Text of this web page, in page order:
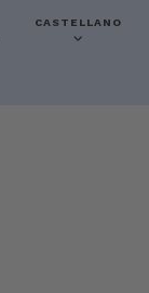
CASTELLANO